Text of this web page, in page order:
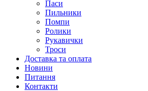
Паси
Пильники
Помпи
Ролики
Рукавички
Троси
Доставка та оплата
Новини
Питання
Контакти